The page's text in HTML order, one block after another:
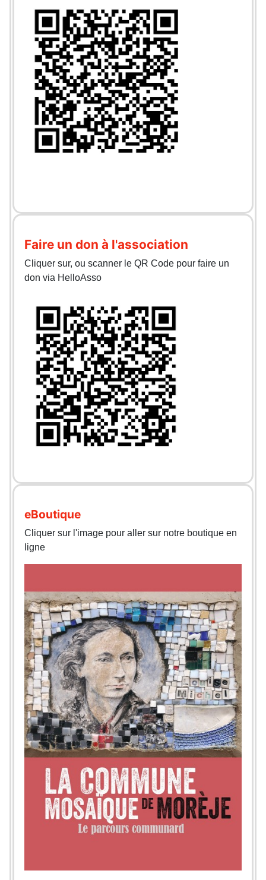
Faire un don à l'association
Cliquer sur, ou scanner le QR Code pour faire un
don via HelloAsso
eBoutique
Cliquer sur l'image pour aller sur notre boutique en
ligne